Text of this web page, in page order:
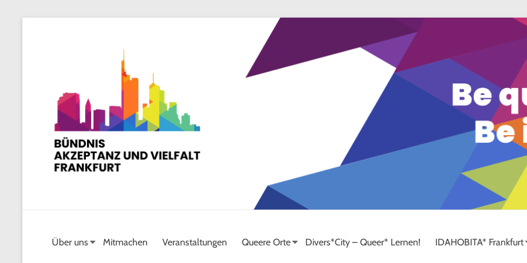
Über uns Mitmachen Veranstaltungen Queere Orte Divers*City – Queer* Lernen! IDAHOBITA* Frankfurt